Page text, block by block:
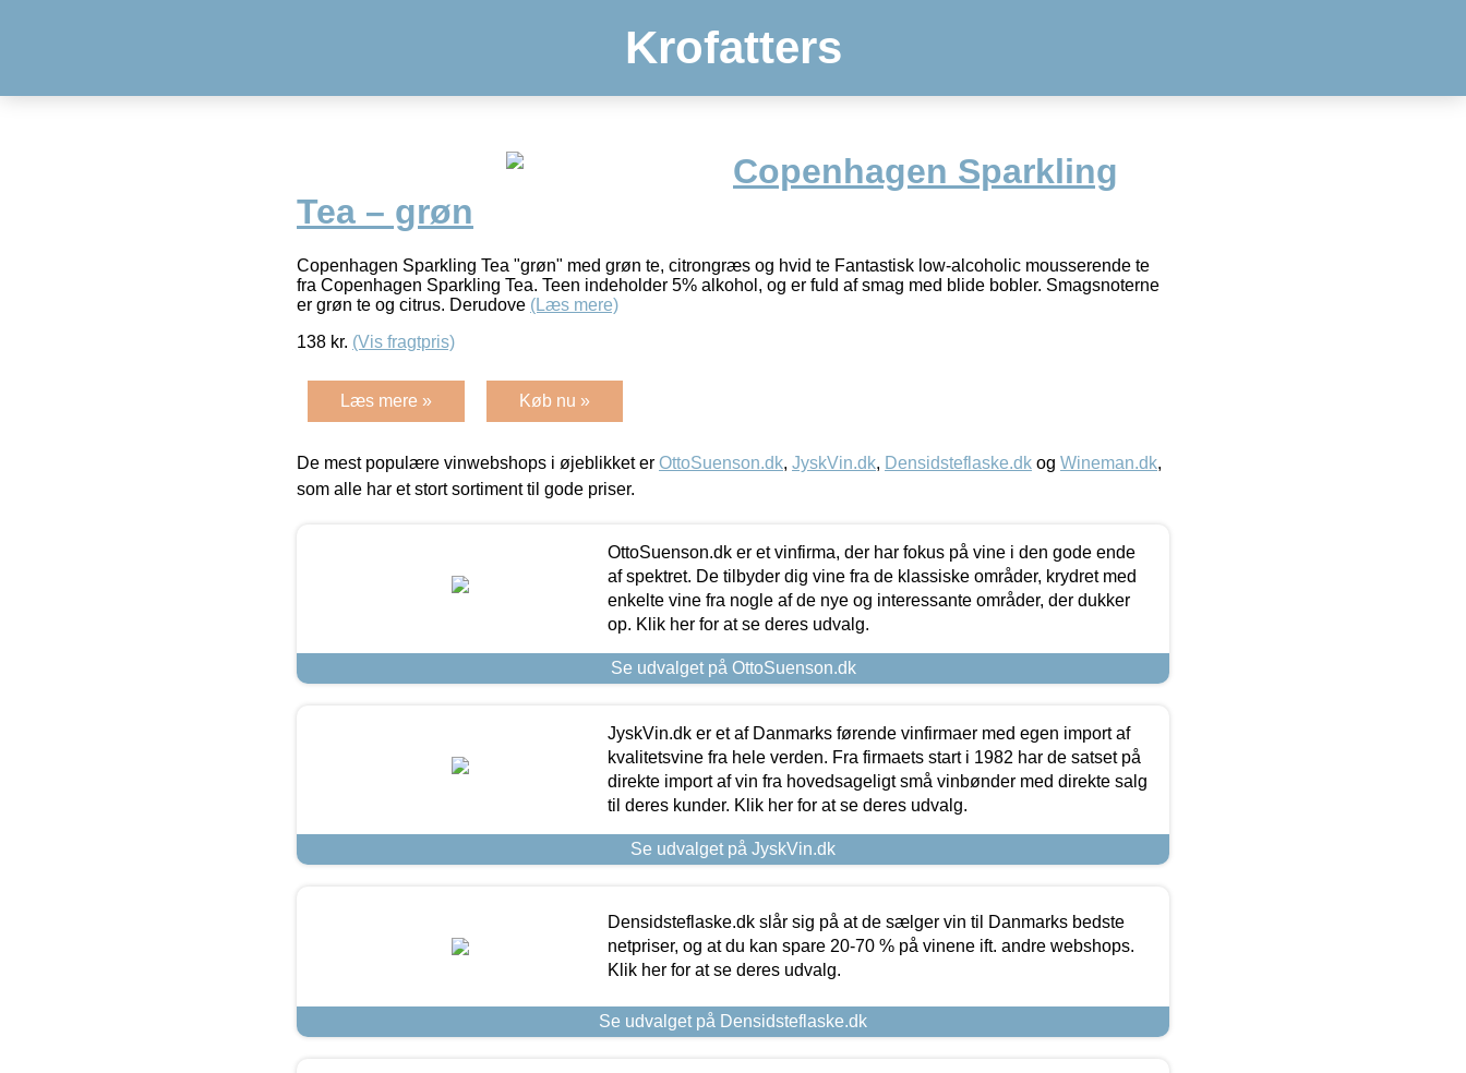
Krofatters
Copenhagen Sparkling
Tea – grøn
Copenhagen Sparkling Tea "grøn" med grøn te, citrongræs og hvid te Fantastisk low-alcoholic mousserende te
fra Copenhagen Sparkling Tea. Teen indeholder 5% alkohol, og er fuld af smag med blide bobler. Smagsnoterne
er grøn te og citrus. Derudove (Læs mere)
138 kr. (Vis fragtpris)
Læs mere » Køb nu »
De mest populære vinwebshops i øjeblikket er OttoSuenson.dk, JyskVin.dk, Densidsteflaske.dk og Wineman.dk,
som alle har et stort sortiment til gode priser.
OttoSuenson.dk er et vinfirma, der har fokus på vine i den gode ende
af spektret. De tilbyder dig vine fra de klassiske områder, krydret med
enkelte vine fra nogle af de nye og interessante områder, der dukker
op. Klik her for at se deres udvalg.
Se udvalget på OttoSuenson.dk
JyskVin.dk er et af Danmarks førende vinfirmaer med egen import af
kvalitetsvine fra hele verden. Fra firmaets start i 1982 har de satset på
direkte import af vin fra hovedsageligt små vinbønder med direkte salg
til deres kunder. Klik her for at se deres udvalg.
Se udvalget på JyskVin.dk
Densidsteflaske.dk slår sig på at de sælger vin til Danmarks bedste
netpriser, og at du kan spare 20-70 % på vinene ift. andre webshops.
Klik her for at se deres udvalg.
Se udvalget på Densidsteflaske.dk